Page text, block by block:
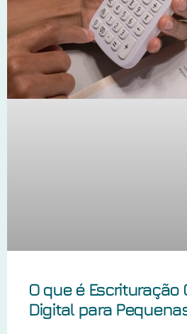
O que é Escrituração
Digital para